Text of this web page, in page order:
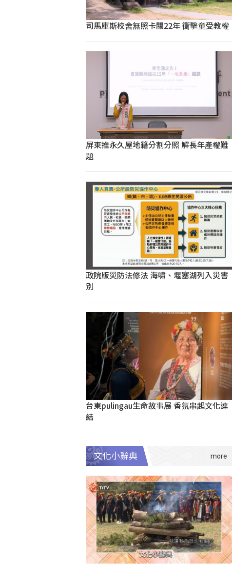
司馬庫斯校舍無照卡關22年 衝擊童受教權
屏東推永久屋地籍分割分照 解長年產權難
題
政院版災防法修法 海嘯、堰塞湖列入災害
別
台東pulingau生命故事展 香氛串起文化連
結
文化小辭典